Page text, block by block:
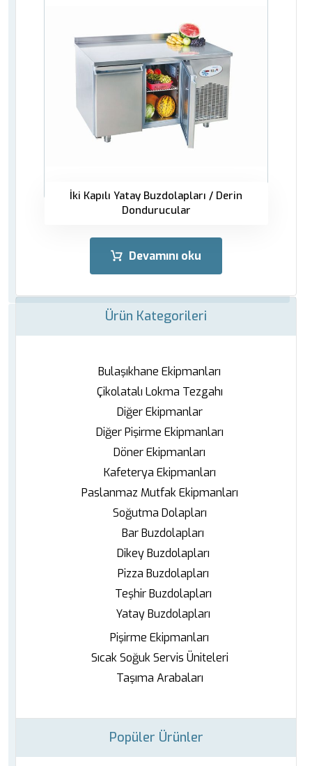
İki Kapılı Yatay Buzdolapları / Derin
Dondurucular
Devamını oku
Ürün Kategorileri
Bulaşıkhane Ekipmanları
Çikolatalı Lokma Tezgahı
Diğer Ekipmanlar
Diğer Pişirme Ekipmanları
Döner Ekipmanları
Kafeterya Ekipmanları
Paslanmaz Mutfak Ekipmanları
Soğutma Dolapları
Bar Buzdolapları
Dikey Buzdolapları
Pizza Buzdolapları
Teşhir Buzdolapları
Yatay Buzdolapları
Pişirme Ekipmanları
Sıcak Soğuk Servis Üniteleri
Taşıma Arabaları
Popüler Ürünler